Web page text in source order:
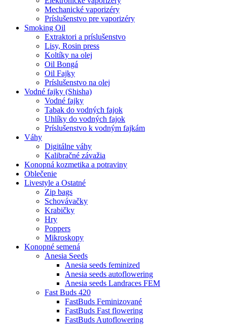
Mechanické vaporizéry
Príslušenstvo pre vaporizéry
Smoking Oil
Extraktori a príslušenstvo
Lisy, Rosin press
Koltíky na olej
Oil Bongá
Oil Fajky
Príslušenstvo na olej
Vodné fajky (Shisha)
Vodné fajky
Tabak do vodných fajok
Uhlíky do vodných fajok
Príslušenstvo k vodným fajkám
Váhy
Digitálne váhy
Kalibračné závažia
Konopná kozmetika a potraviny
Oblečenie
Livestyle a Ostatné
Zip bags
Schovávačky
Krabičky
Hry
Poppers
Mikroskopy
Konopné semená
Anesia Seeds
Anesia seeds feminized
Anesia seeds autoflowering
Anesia seeds Landraces FEM
Fast Buds 420
FastBuds Feminizované
FastBuds Fast flowering
FastBuds Autoflowering